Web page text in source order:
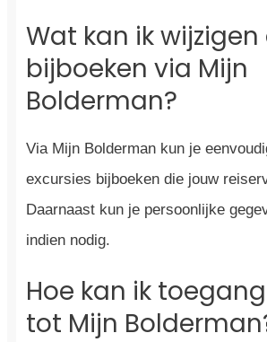
Wat kan ik wijzigen
bijboeken via Mijn
Bolderman?
Via Mijn Bolderman kun je
excursies bijboeken die jouw
Daarnaast kun je persoonlijke
indien nodig.
Hoe kan ik
tot Mijn